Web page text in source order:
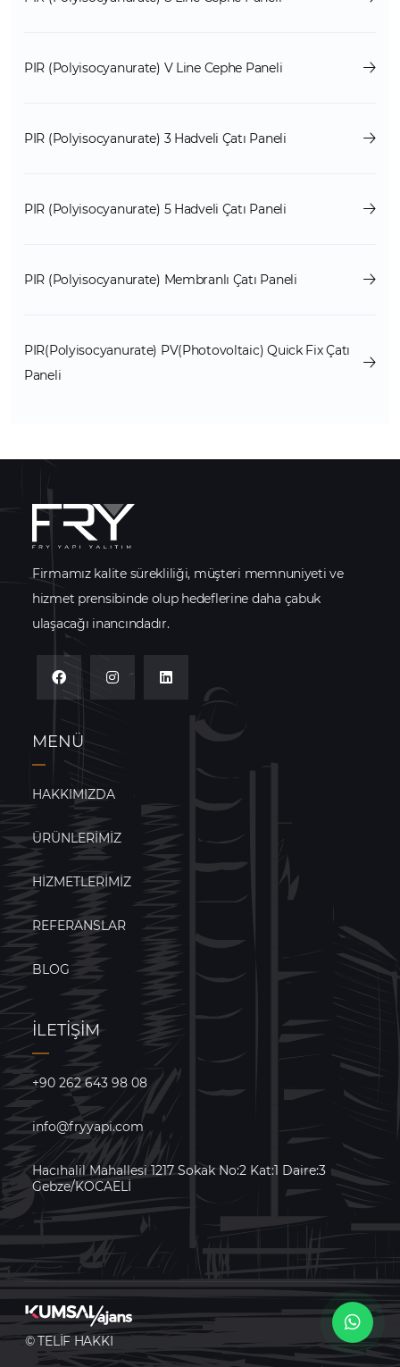
PIR (Polyisocyanurate) V Line Cephe Paneli
PIR (Polyisocyanurate) 3 Hadveli Çatı Paneli
PIR (Polyisocyanurate) 5 Hadveli Çatı Paneli
PIR (Polyisocyanurate) Membranlı Çatı Paneli
PIR(Polyisocyanurate) PV(Photovoltaic) Quick Fix Çatı
Paneli
Firmamız kalite sürekliliği, müşteri memnuniyeti ve
hizmet prensibinde olup hedeflerine daha çabuk
ulaşacağı inancındadır.
MENÜ
HAKKIMIZDA
ÜRÜNLERIMIZ
HIZMETLERIMIZ
REFERANSLAR
BLOG
İLETIŞIM
+90 262 643 98 08
info@fryyapi.com
Hacıhalil Mahallesi 1217 Sokak No:2 Kat:1 Daire:3
Gebze/KOCAELİ
© TELIF HAKKI